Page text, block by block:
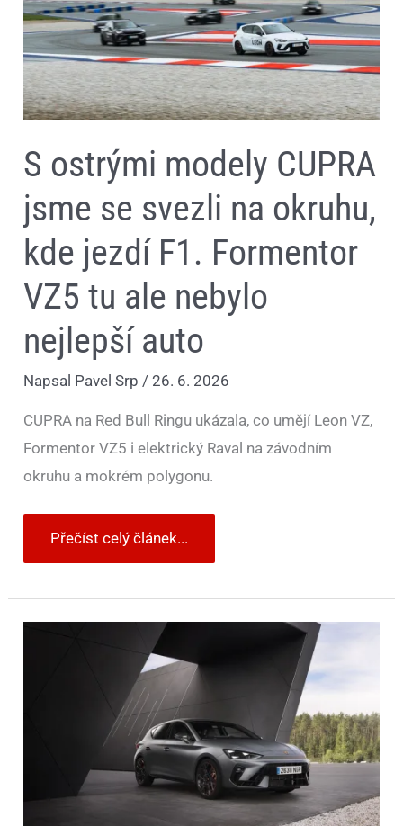
S ostrými modely CUPRA
jsme se svezli na okruhu,
kde jezdí F1. Formentor
VZ5 tu ale nebylo
nejlepší auto
Napsal Pavel Srp/26. 6. 2026
CUPRA na Red Bull Ringu ukázala, co umějí Leon VZ,
Formentor VZ5 i elektrický Raval na závodním
okruhu a mokrém polygonu.
okruhu,
kde
jezdí
F1.
Formentor
VZ5
tu
ale
nejlepší
auto
Přečíst celý článek...
CUPRA